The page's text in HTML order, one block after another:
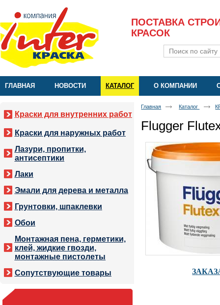
ПОСТАВКА
КРАСОК
ГЛАВНАЯ НОВОСТИ КАТАЛОГ О КОМПАНИИ
Краски для внутренних работ
Краски для наружных работ
Лазури, пропитки,
антисептики
Лаки
Эмали для дерева и металла
Грунтовки, шпаклевки
Обои
Монтажная пена, герметики,
клей, жидкие гвозди,
монтажные пистолеты
Сопутствующие товары
Главная Каталог
Flugger